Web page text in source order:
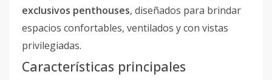
exclusivos penthouses, diseñados para brindar
espacios confortables, ventilados y con vistas
privilegiadas.
Características principales